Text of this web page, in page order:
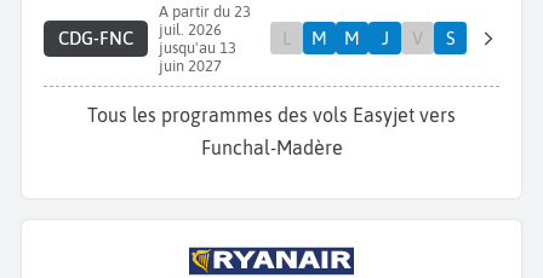
CDG-FNC
A partir du 23
juil. 2026
jusqu'au 13
juin 2027
L M M J V S
Tous les programmes des vols Easyjet vers
Funchal-Madère